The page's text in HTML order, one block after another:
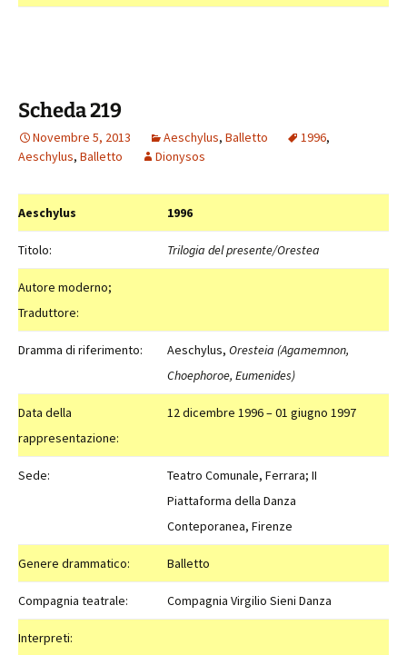
Scheda 219
Novembre 5, 2013 Aeschylus, Balletto 1996,
Aeschylus, Balletto Dionysos
Aeschylus 1996
Titolo: Trilogia del presente/Orestea
Autore moderno;
Traduttore:
Dramma di riferimento: Aeschylus, Oresteia (Agamemnon,
Choephoroe, Eumenides)
Data della
rappresentazione:
12 dicembre 1996 – 01 giugno 1997
Sede:
Teatro Comunale, Ferrara; II
Piattaforma della Danza
Conteporanea, Firenze
Genere drammatico: Balletto
Compagnia teatrale: Compagnia Virgilio Sieni Danza
Interpreti: